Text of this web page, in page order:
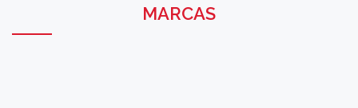
MARCAS